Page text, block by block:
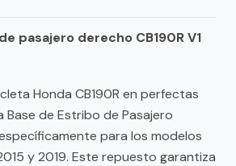
pasajero derecho CB190R V1
Honda CB190R en perfectas
de Estribo de Pasajero
para los modelos
y 2019. Este repuesto garantiza